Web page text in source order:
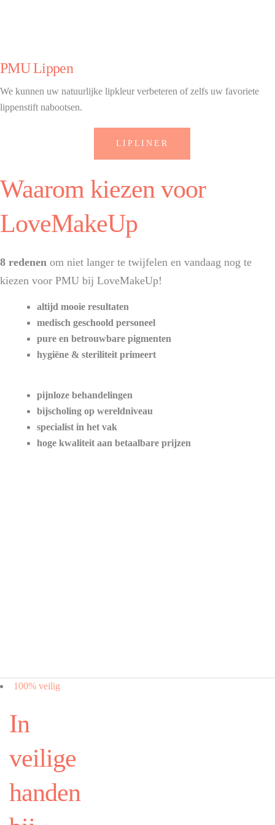
PMU Lippen
We kunnen uw natuurlijke lipkleur verbeteren of zelfs uw favoriete
lippenstift nabootsen.
LIPLINER
Waarom kiezen voor
LoveMakeUp
8 redenen om niet langer te twijfelen en vandaag nog te
kiezen voor PMU bij LoveMakeUp!
altijd mooie resultaten
medisch geschoold personeel
pure en betrouwbare pigmenten
hygiëne & steriliteit primeert
pijnloze behandelingen
bijscholing op wereldniveau
specialist in het vak
hoge kwaliteit aan betaalbare prijzen
100% veilig
In
veilige
handen